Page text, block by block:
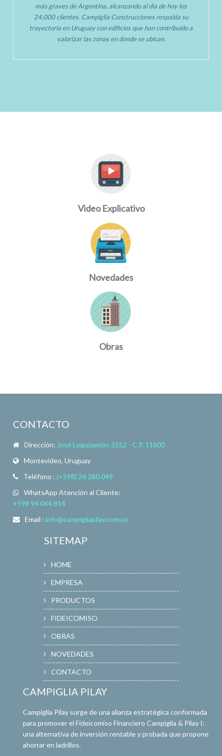
más graves de Argentina, alcanzando al día de hoy los
24.000 clientes. Campiglia Construcciones respalda su
trayectoria en Uruguay con edificios que han contribuido a
valorizar las zonas en donde se ubican.
Video Explicativo
Novedades
Obras
CONTACTO
Dirección: José Leguizamón 3552 - C.P. 11600
Montevideo, Uruguay
Teléfono : (+598) 26 280 049
WhatsApp Atención al Cliente:
+598 94 044 814
Email :info@campigliapilay.com.uy
SITEMAP
HOME
EMPRESA
PRODUCTOS
FIDEICOMISO
OBRAS
NOVEDADES
CONTACTO
CAMPIGLIA PILAY
Campiglia Pilay surge de una alianza estratégica conformada
para promover el Fideicomiso Financiero Campiglia & Pilay I:
una alternativa de inversión rentable y probada que propone
ahorrar en ladrillos.